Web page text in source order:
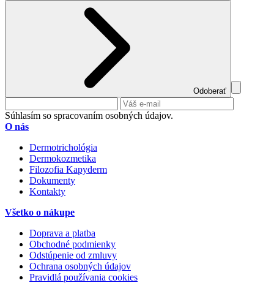
Odoberať
Súhlasím so spracovaním osobných údajov.
O nás
Dermotrichológia
Dermokozmetika
Filozofia Kapyderm
Dokumenty
Kontakty
Všetko o nákupe
Doprava a platba
Obchodné podmienky
Odstúpenie od zmluvy
Ochrana osobných údajov
Pravidlá používania cookies